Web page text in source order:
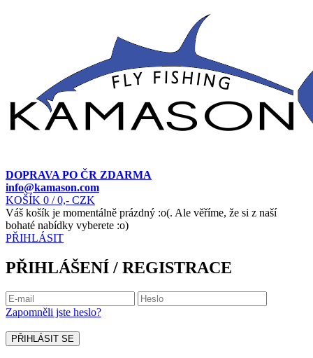
DOPRAVA PO ČR ZDARMA
info@kamason.com
KOŠÍK 0 / 0,- CZK
Váš košík je momentálně prázdný :o(. Ale věříme, že si z naší
bohaté nabídky vyberete :o)
PŘIHLÁSIT
PŘIHLÁŠENÍ / REGISTRACE
Zapomněli jste heslo?